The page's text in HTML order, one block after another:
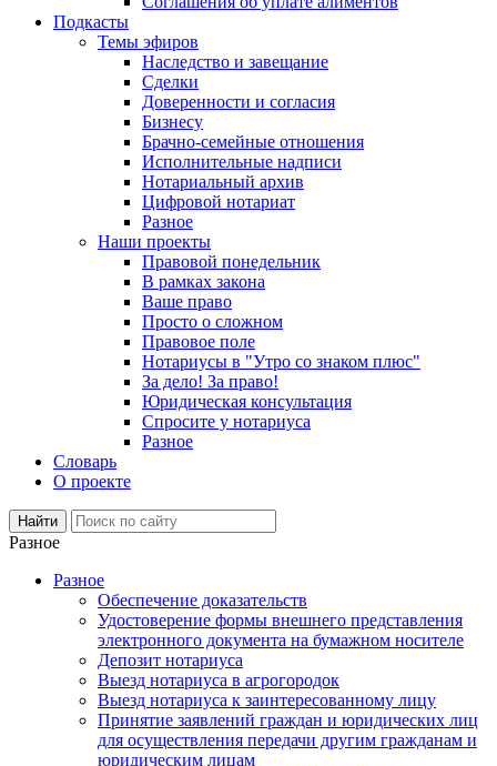
Подкасты
Темы эфиров
Наследство и завещание
Сделки
Доверенности и согласия
Бизнесу
Брачно-семейные отношения
Исполнительные надписи
Нотариальный архив
Цифровой нотариат
Разное
Наши проекты
Правовой понедельник
В рамках закона
Ваше право
Просто о сложном
Правовое поле
Нотариусы в "Утро со знаком плюс"
За дело! За право!
Юридическая консультация
Спросите у нотариуса
Разное
Словарь
О проекте
Разное
Разное
Обеспечение доказательств
Удостоверение формы внешнего представления
электронного документа на бумажном носителе
Депозит нотариуса
Выезд нотариуса в агрогородок
Выезд нотариуса к заинтересованному лицу
Принятие заявлений граждан и юридических лиц
для осуществления передачи другим гражданам и
юридическим лицам